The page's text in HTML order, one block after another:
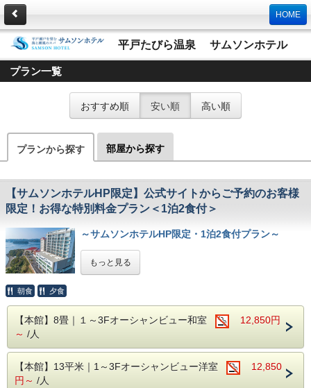
HOME
平戸たびら温泉 サムソンホテル
プラン一覧
おすすめ順 安い順 高い順
プランから探す 部屋から探す
【サムソンホテルHP限定】公式サイトからご予約のお客様
限定！お得な特別料金プラン＜1泊2食付＞
～サムソンホテルHP限定・1泊2食付プラン～
公式サイト限定でお得な価格でご予約いただけるプランをご
【夕食】17：30～
平戸近海で獲れたお魚のお刺身やお寿司を中心に、約50種
※ご到着されたお客様から順番にご案内いたします。チェッ
もっと見る
朝食 夕食
【本館】8畳｜１～3Fオーシャンビュー和室
12,850円
～ /人
【本館】13平米｜1～3Fオーシャンビュー洋室
12,850
円～ /人